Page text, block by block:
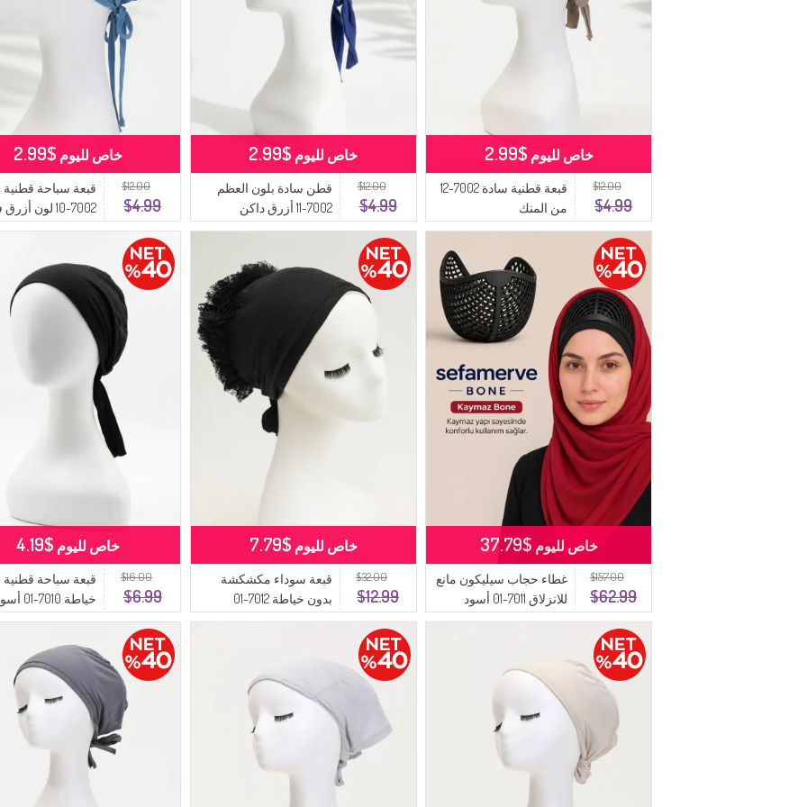
$12.00
$4.99
قبعة قطنية سادة 7002-12
من المنك
خاص لليوم $2.99
$12.00
$4.99
قطن سادة بلون العظم
7002-11 أزرق داكن
خاص لليوم $2.99
$12.00
$4.99
قبعة سباحة
7002-10 لون أزرق فاتح
خاص لليوم $2.99
$157.00
$62.99
غطاء حجاب سيليكون مانع
للانزلاق 7011-01 أسود
خاص لليوم $37.79
$32.00
$12.99
قبعة سوداء مكشكشة
بدون خياطة 7012-01
خاص لليوم $7.79
$16.00
$6.99
قبعة سباحة قطنية
خياطة 7010-01 أسود
خاص لليوم $4.19